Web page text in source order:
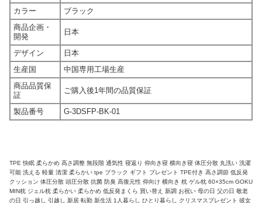
カラー
ブラック
商品企画・
開発
日本
デザイン
日本
生産国
中国専用工場生産
商品品質保
証
ご購入後1年間の品質保証
製品番号 G-3DSFP-BK-01
TPE 快眠 柔らかめ 高さ調整 無段階 通気性 寝返り 仰向き寝 横向き寝 体圧分散 丸洗い 洗濯
可能 洗える 軽量 清潔 柔らかい tpe ブラック ギフト プレゼント TPE付き 高さ調節 低反発
クッション 体圧分散 頭圧分散 抗菌 防臭 高復元性 仰向け 横向き 枕 ゲル枕 60×35cm GOKU
MIN枕 ジェル枕 柔らかい 柔らかめ 低反発まくら 買い替え 新調 お祝い 母の日 父の日 敬老
の日 引っ越し 引越し 新居 転勤 新生活 1人暮らし ひとり暮らし クリスマスプレゼント 彼女